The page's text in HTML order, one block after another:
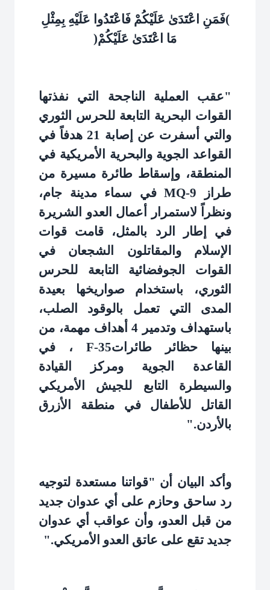
(فَمَنِ اعْتَدَىٰ عَلَيْكُمْ فَاعْتَدُوا عَلَيْهِ بِمِثْلِ
مَا اعْتَدَىٰ عَلَيْكُمْ)
"عقب العملية الناجحة التي نفذتها
القوات البحرية التابعة للحرس الثوري
والتي أسفرت عن إصابة 21 هدفاً في
القواعد الجوية والبحرية الأمريكية في
المنطقة، وإسقاط طائرة مسيرة من
طراز
MQ-9في سماء مدينة جام،
ونظراً لاستمرار أعمال العدو الشريرة
في إطار الرد بالمثل، قامت قوات
الإسلام والمقاتلون الشجعان في
القوات الجوفضائية التابعة للحرس
الثوري، باستخدام صواريخها بعيدة
المدى التي تعمل بالوقود الصلب،
باستهداف وتدمير 4 أهداف مهمة، من
بينها حظائر طائراتF-35 ، في
القاعدة الجوية ومركز القيادة
والسيطرة التابع للجيش الأمريكي
القاتل للأطفال في منطقة الأزرق
بالأردن".
وأكد البيان أن "قواتنا مستعدة لتوجيه
رد ساحق وحازم على أي عدوان جديد
من قبل العدو، وأن عواقب أي عدوان
جديد تقع على عاتق العدو الأمريكي".